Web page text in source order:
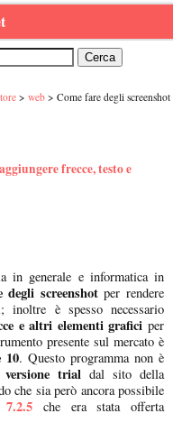
web
Come fare degli screenshot
frecce, testo e
in generale e informatica in
screenshotper rendere
è spesso necessario
e altri elementi grafici per
presente sul mercato è
10. Questo programma non è
versione trial dal sito della
che sia però ancora possibile
che era stata offerta